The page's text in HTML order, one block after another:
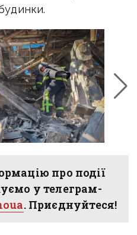
про події
у телеграм-
. Приєднуйтеся!